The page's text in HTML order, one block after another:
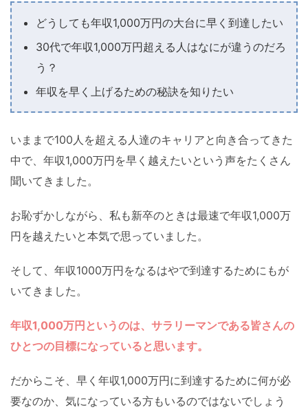
どうしても年収1,000万円の大台に早く到達したい
30代で年収1,000万円超える人はなにが違うのだろ
う？
年収を早く上げるための秘訣を知りたい
いままで100人を超える人達のキャリアと向き合ってきた
中で、年収1,000万円を早く越えたいという声をたくさん
聞いてきました。
お恥ずかしながら、私も新卒のときは最速で年収1,000万
円を越えたいと本気で思っていました。
そして、年収1000万円をなるはやで到達するためにもが
いてきました。
年収1,000万円というのは、サラリーマンである皆さんの
ひとつの目標になっていると思います。
だからこそ、早く年収1,000万円に到達するために何が必
要なのか、気になっている方もいるのではないでしょう